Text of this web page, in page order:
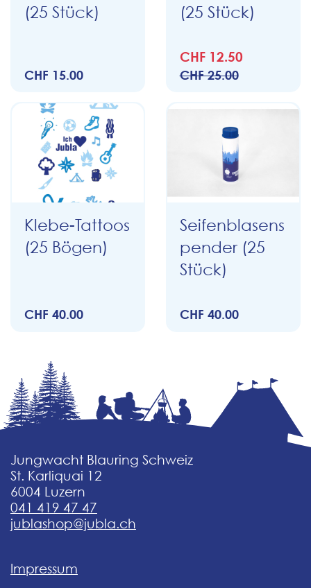
(25 Stück)
CHF 15.00
(25 Stück)
CHF 12.50
CHF 25.00
Klebe-Tattoos
(25 Bögen)
CHF 40.00
Seifenblasens
pender (25
Stück)
CHF 40.00
Jungwacht Blauring Schweiz
St. Karliquai 12
6004 Luzern
041 419 47 47
jublashop@jubla.ch
Impressum